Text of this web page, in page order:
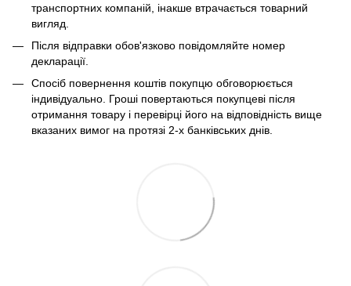
транспортних компаній, інакше втрачається товарний
вигляд.
Після відправки обов'язково повідомляйте номер
декларації.
Спосіб повернення коштів покупцю обговорюється
індивідуально. Гроші повертаються покупцеві після
отримання товару і перевірці його на відповідність вище
вказаних вимог на протязі 2-х банківських днів.